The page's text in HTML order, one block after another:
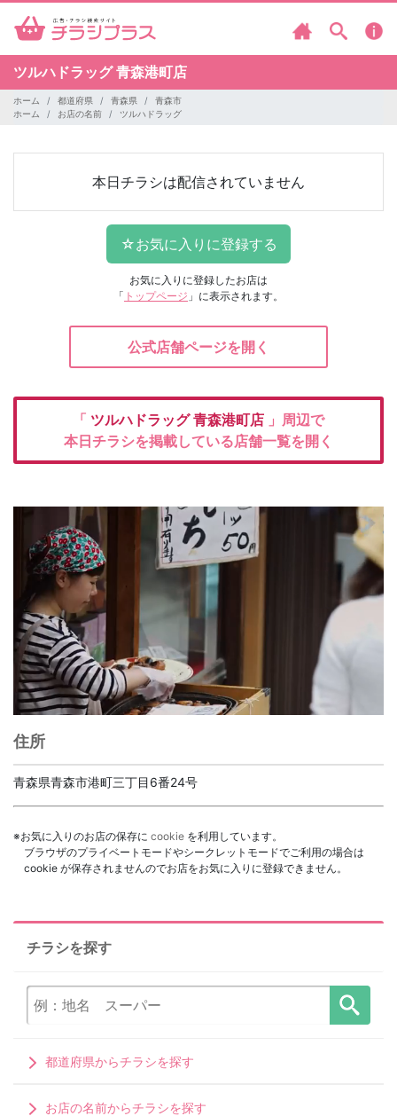
ツルハドラッグ青森港町店
ホーム 都道府県 青森県
青森市
ホーム
お店の名前 ツルハドラッグ
本日チラシは配信されていません
お気に入りに登録したお店は
「 トップページ 」に表示されます。
公式店舗ページを開く
「 ツルハドラッグ青森港町店 」周辺で
本日チラシを掲載している店舗一覧を開く
住所
青森県青森市港町三丁目6番24号
※お気に入りのお店の保存に cookie を利用しています。
ブラウザのプライベートモードやシークレットモードでご利用の場合は
cookie が保存されませんのでお店をお気に入りに登録できません。
チラシを探す
都道府県からチラシを探す
お店の名前からチラシを探す